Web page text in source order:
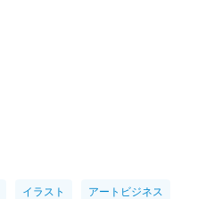
イラスト アートビジネス